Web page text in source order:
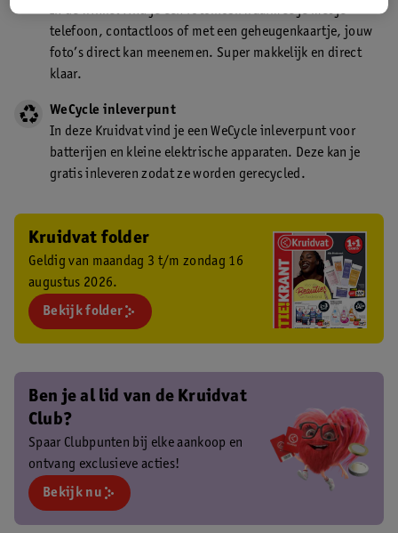
In de winkel vind je een fotokiosk waarmee je met je
telefoon, contactloos of met een geheugenkaartje, jouw
foto’s direct kan meenemen. Super makkelijk en direct
klaar.
WeCycle inleverpunt
In deze Kruidvat vind je een WeCycle inleverpunt voor
batterijen en kleine elektrische apparaten. Deze kan je
gratis inleveren zodat ze worden gerecycled.
Kruidvat folder
Geldig van maandag 3 t/m zondag 16
augustus 2026.
Bekijk folder
Ben je al lid van de Kruidvat
Club?
Spaar Clubpunten bij elke aankoop en
ontvang exclusieve acties!
Bekijk nu